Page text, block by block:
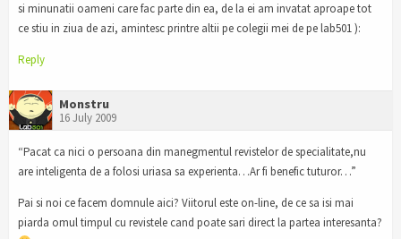
si minunatii oameni care fac parte din ea, de la ei am invatat aproape tot
ce stiu in ziua de azi, amintesc printre altii pe colegii mei de pe lab501 ):
Reply
Monstru
16 July 2009
“Pacat ca nici o persoana din manegmentul revistelor de specialitate,nu
are inteligenta de a folosi uriasa sa experienta…Ar fi benefic tuturor…”
Pai si noi ce facem domnule aici? Viitorul este on-line, de ce sa isi mai
piarda omul timpul cu revistele cand poate sari direct la partea interesanta?